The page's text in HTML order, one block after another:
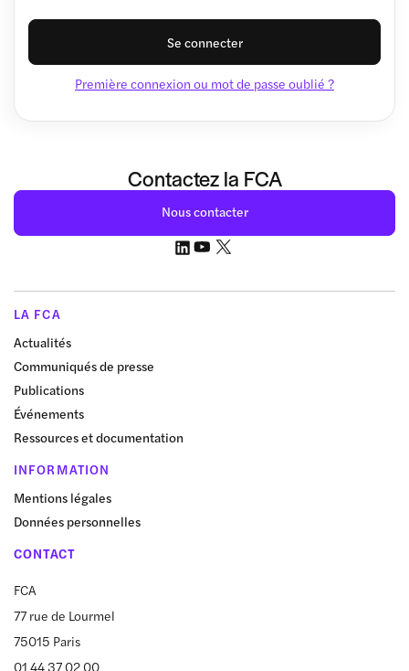
Se connecter
Première connexion ou mot de passe oublié ?
Contactez la FCA
Nous contacter
LA FCA
Actualités
Communiqués de presse
Publications
Événements
Ressources et documentation
INFORMATION
Mentions légales
Données personnelles
CONTACT
FCA
77 rue de Lourmel
75015 Paris
01 44 37 02 00